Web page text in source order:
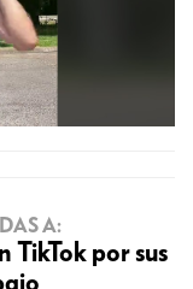
A:
TikTok por sus